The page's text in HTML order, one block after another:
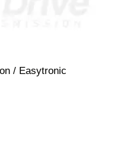
/ Easytronic